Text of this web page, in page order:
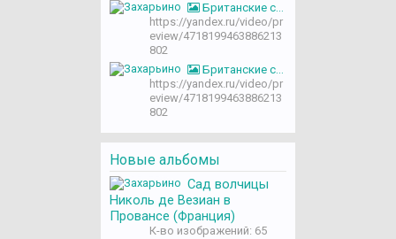
Британские сады с Монти Доном (2025) 3 серия
https://yandex.ru/video/pr
eview/4718199463886213
802
Британские сады с Монти Доном (2025) 3 серия
https://yandex.ru/video/pr
eview/4718199463886213
802
Новые альбомы
Сад волчицы
Николь де Везиан в
Провансе (Франция)
К-во изображений: 65